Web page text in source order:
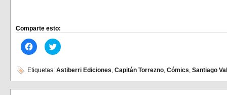
Comparte esto:
Haz
clic
en
Facebook
(Se
abre
Haz
clic
en
(Se
abre
Etiquetas: Astiberri Ediciones, Capitán Torrezno, Cómics, Santiago